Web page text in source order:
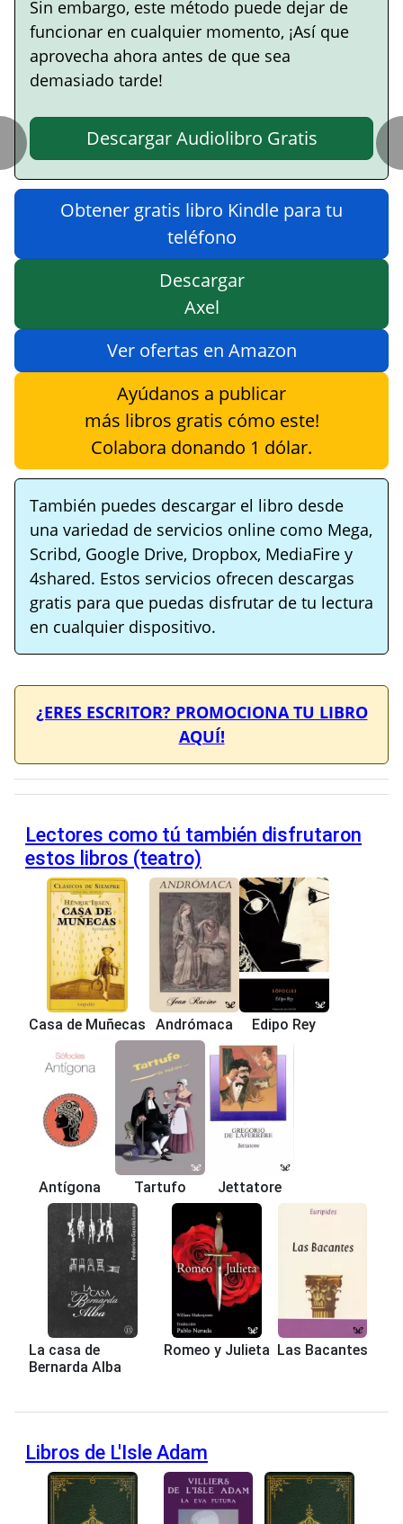
Sin embargo, este método puede dejar de
funcionar en cualquier momento, ¡Así que
aprovecha ahora antes de que sea
demasiado tarde!
Descargar Audiolibro Gratis
Obtener gratis libro Kindle para tu
teléfono
Descargar
Axel
Ver ofertas en Amazon
Ayúdanos a publicar
más libros gratis cómo este!
Colabora donando 1 dólar.
También puedes descargar el libro desde
una variedad de servicios online como Mega,
Scribd, Google Drive, Dropbox, MediaFire y
4shared. Estos servicios ofrecen descargas
gratis para que puedas disfrutar de tu lectura
en cualquier dispositivo.
¿ERES ESCRITOR? PROMOCIONA TU LIBRO
AQUÍ!
Lectores como tú también disfrutaron
estos libros (teatro)
Casa de Muñecas Andrómaca Edipo Rey
Antígona Tartufo Jettatore
La casa de
Bernarda Alba
Romeo y Julieta Las Bacantes
Libros de L'Isle Adam